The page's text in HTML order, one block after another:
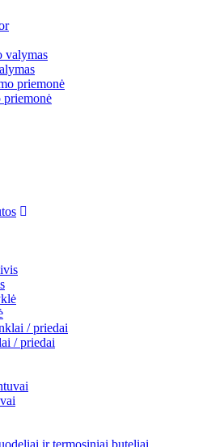
priemonė
/ priedai